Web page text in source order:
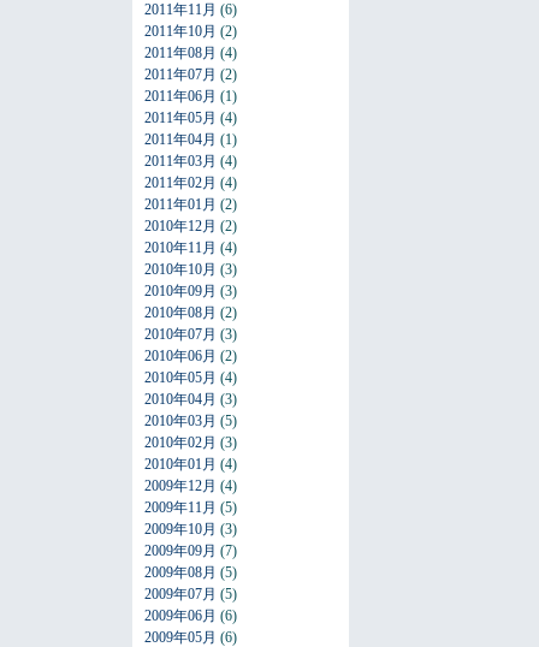
2011年11月 (6)
2011年10月 (2)
2011年08月 (4)
2011年07月 (2)
2011年06月 (1)
2011年05月 (4)
2011年04月 (1)
2011年03月 (4)
2011年02月 (4)
2011年01月 (2)
2010年12月 (2)
2010年11月 (4)
2010年10月 (3)
2010年09月 (3)
2010年08月 (2)
2010年07月 (3)
2010年06月 (2)
2010年05月 (4)
2010年04月 (3)
2010年03月 (5)
2010年02月 (3)
2010年01月 (4)
2009年12月 (4)
2009年11月 (5)
2009年10月 (3)
2009年09月 (7)
2009年08月 (5)
2009年07月 (5)
2009年06月 (6)
2009年05月 (6)